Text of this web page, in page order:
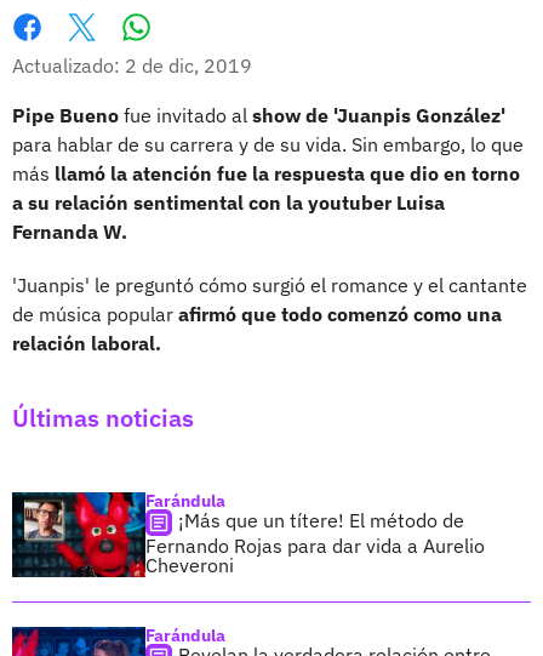
Facebook
X
Actualizado: 2 de dic, 2019
Pipe Bueno fue invitado al show de 'Juanpis González'
para hablar de su carrera y de su vida. Sin embargo, lo que
más llamó la atención fue la respuesta que dio en torno
a su relación sentimental con la youtuber Luisa
Fernanda W.
'Juanpis' le preguntó cómo surgió el romance y el cantante
de música popular afirmó que todo comenzó como una
relación laboral.
Últimas noticias
Farándula
¡Más que un títere! El método de
Fernando Rojas para dar vida a Aurelio
Cheveroni
Farándula